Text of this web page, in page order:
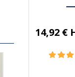
14,92 €